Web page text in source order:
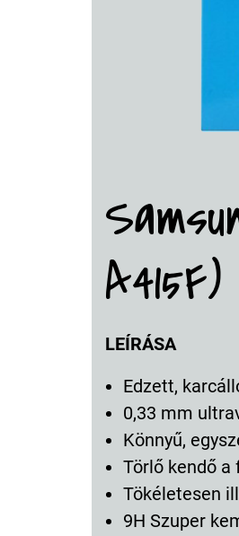
LEÍRÁSA
Edzett,
0,33 mm
Könnyű,
Törlő kendő a
Tökéletesen
9H Szuper